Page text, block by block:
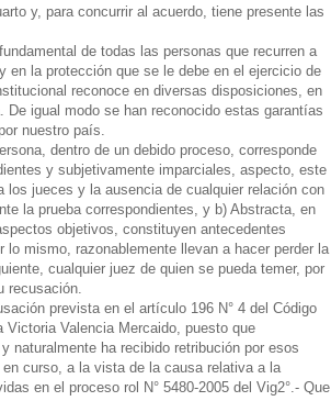
y, para concurrir al acuerdo, tiene presente las
de todas las personas que recurren a
en la protección que se le debe en el ejercicio de
reconoce en diversas disposiciones, en
igual modo se han reconocido estas garantías
nuestro país.
dentro de un debido proceso, corresponde
y subjetivamente imparciales, aspecto, este
jueces y la ausencia de cualquier relación con
la prueba correspondientes, y b) Abstracta, en
objetivos, constituyen antecedentes
mismo, razonablemente llevan a hacer perder la
cualquier juez de quien se pueda temer, por
recusación.
prevista en el artículo 196 N° 4 del Código
Valencia Mercaido, puesto que
naturalmente ha recibido retribución por esos
curso, a la vista de la causa relativa a la
en el proceso rol N° 5480-2005 del Vig2°.- Que